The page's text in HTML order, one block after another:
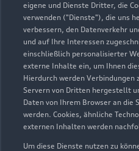
eigene und Dienste Dritter, die
verwenden ("Dienste"), die uns
verbessern, den Datenverkehr
und auf Ihre Interessen
einschließlich personalisierter
externe Inhalte ein, um Ihnen
Hierdurch werden Verbindungen
Servern von Dritten hergestellt
Daten von Ihrem Browser an
werden. Cookies, ähnliche
externen Inhalten werden
Um diese Dienste nutzen zu
Kontaktdaten
Öffnungszeiten
Verkauf